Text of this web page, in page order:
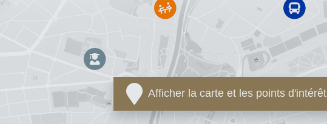
Afficher la carte et les points d'intérêt